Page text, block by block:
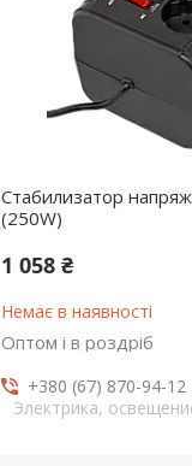
Стабилизатор
(250W)
1 058 ₴
Немає в наявності
Оптом і в роздріб
+380 (67) 870-94-12
Электрика,